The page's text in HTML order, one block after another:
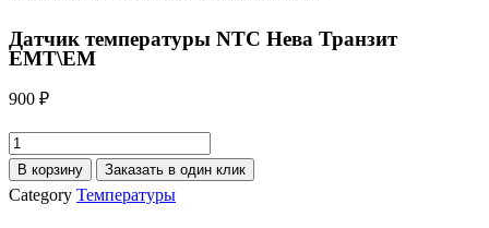
Датчик температуры NTC Нева Транзит
ЕМТ\ЕМ
900 ₽
Количество
товара
Датчик
В корзину Заказать в один клик
Category Температуры